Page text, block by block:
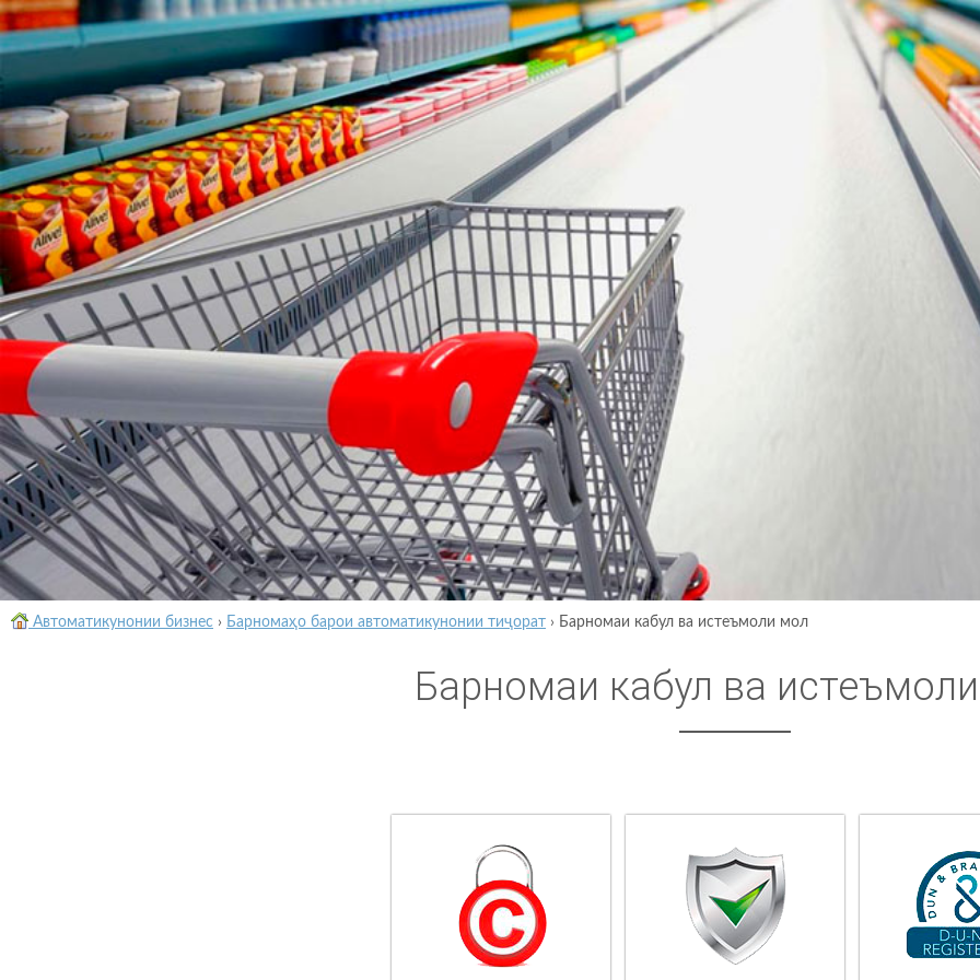
Автоматикунонии бизнес › Барномаҳо барои автоматикунонии тиҷорат › Барномаи кабул ва истеъмоли мол
Барномаи кабул ва